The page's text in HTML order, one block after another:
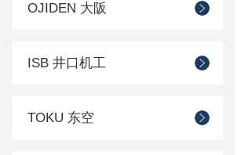
OJIDEN 大阪
ISB 井口机工
TOKU 东空